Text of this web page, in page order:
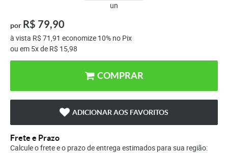
un
por R$ 79,90
à vista R$ 71,91 economize 10% no Pix
ou em 5xde R$ 15,98
COMPRAR
ADICIONAR AOS FAVORITOS
Frete e Prazo
Calcule o frete e o prazo de entrega estimados para sua região: